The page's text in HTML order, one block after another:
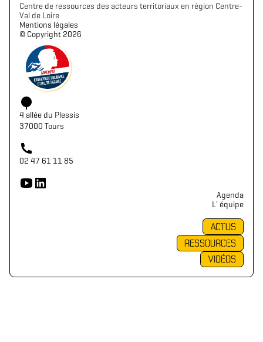
Centre de ressources des acteurs territoriaux en région Centre-
Val de Loire
Mentions légales
©️ Copyright 2026
4 allée du Plessis
37000 Tours
02 47 61 11 85
Agenda
L' équipe
ACTUS
RESSOURCES
VIDÉOS